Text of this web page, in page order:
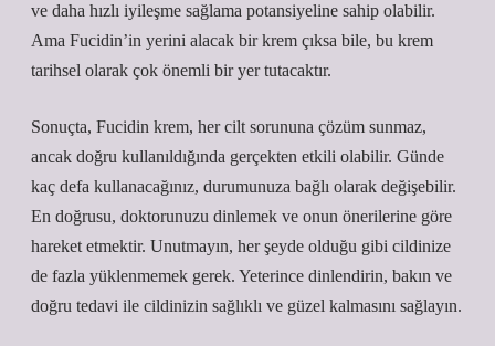
ve daha hızlı iyileşme sağlama potansiyeline sahip olabilir.
Ama Fucidin’in yerini alacak bir krem çıksa bile, bu krem
tarihsel olarak çok önemli bir yer tutacaktır.
Sonuçta, Fucidin krem, her cilt sorununa çözüm sunmaz,
ancak doğru kullanıldığında gerçekten etkili olabilir. Günde
kaç defa kullanacağınız, durumunuza bağlı olarak değişebilir.
En doğrusu, doktorunuzu dinlemek ve onun önerilerine göre
hareket etmektir. Unutmayın, her şeyde olduğu gibi cildinize
de fazla yüklenmemek gerek. Yeterince dinlendirin, bakın ve
doğru tedavi ile cildinizin sağlıklı ve güzel kalmasını sağlayın.